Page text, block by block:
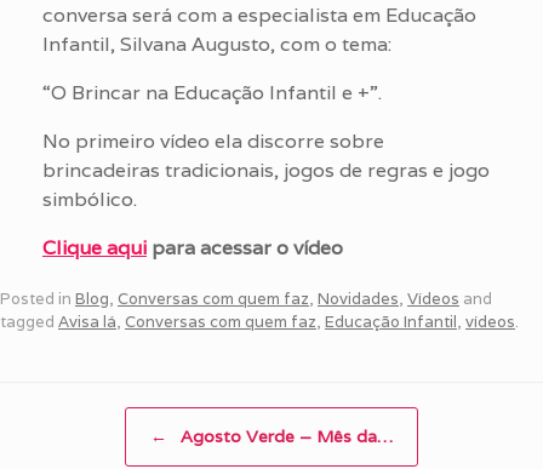
conversa será com a especialista em Educação
Infantil, Silvana Augusto, com o tema:
“O Brincar na Educação Infantil e +”.
No primeiro vídeo ela discorre sobre
brincadeiras tradicionais, jogos de regras e jogo
simbólico.
Clique aqui para acessar o vídeo
Posted in Blog, Conversas com quem faz, Novidades, Vídeos and
tagged Avisa lá, Conversas com quem faz, Educação Infantil, vídeos.
← Agosto Verde – Mês da…